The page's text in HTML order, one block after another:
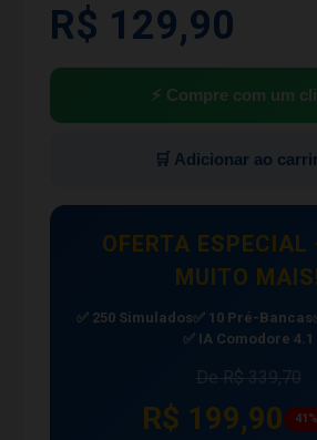
R$ 129,90
⚡ Compre com um
🛒 Adicionar ao
OFERTA
MUITO
✅ 250 Simulados✅ 10 Pré-Bancas
✅ IA Comodore 4.1
De R$ 339,70
R$ 199,90